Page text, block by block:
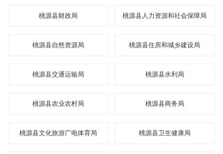
桃源县财政局 桃源县人力资源和社会保障局
桃源县自然资源局 桃源县住房和城乡建设局
桃源县交通运输局 桃源县水利局
桃源县农业农村局 桃源县商务局
桃源县文化旅游广电体育局 桃源县卫生健康局